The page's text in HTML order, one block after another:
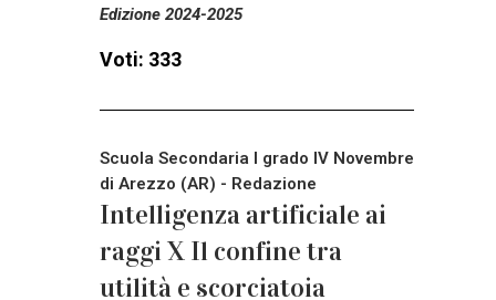
Edizione 2024-2025
Voti: 333
Scuola Secondaria I grado IV Novembre
di Arezzo (AR) - Redazione
Intelligenza artificiale ai
raggi X Il confine tra
utilità e scorciatoia